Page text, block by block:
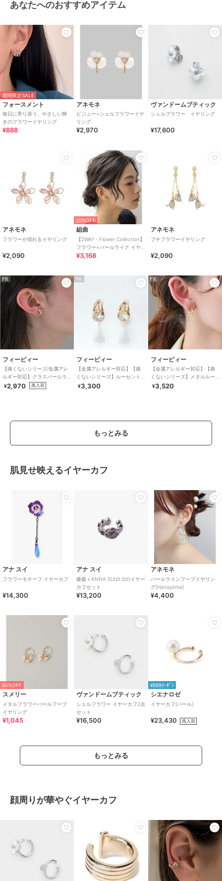
あなたへのおすすめアイテム
期間限定SALE
フォースメント
毎日に寄り添う、やさしい輝
きのフラワーイヤリング
¥888
アネモネ
ビジュー×シェルフラワーイヤ
リング
¥2,970
ヴァンドームブティック
シェルフラワー イヤリング
¥17,600
アネモネ
フラワーが揺れるイヤリング
¥2,090
20%OFF
組曲
【2WAY・Flower Collection】
フラワー×パールライク イヤ
リング
¥3,168
アネモネ
プチフラワーイヤリング
¥2,090
PR
フィービィー
【痛くないシリーズ/金属アレ
ルギー対応】クラスパールラ
イトフィットイヤリング
¥2,970 再入荷
PR
フィービィー
【金属アレルギー対応】【痛
くないシリーズ】ルーセント
ビジューライトフィットイヤ
¥3,300
PR
フィービィー
【金属アレルギー対応】【痛
くないシリーズ】メタルルー
プフィットイヤリング ゴー
¥3,520
もっとみる
肌見せ映えるイヤーカフ
アナ スイ
フラワーモチーフ イヤーカフ
¥14,300
アナ スイ
薔薇＋ANNA SUIロゴのイヤー
カフセット
¥13,200
アネモネ
パールラインフープイヤリン
グ[Hanayome]
¥4,400
50%OFF
スメリー
メタルフラワーパールフープ
イヤリング
¥1,045
ヴァンドームブティック
シェルフラワー イヤーカフ2点
セット
¥16,500
¥888ｸｰﾎﾟﾝ
シエナロゼ
イヤーカフ[パール]
¥23,430 再入荷
もっとみる
顔周りが華やぐイヤーカフ